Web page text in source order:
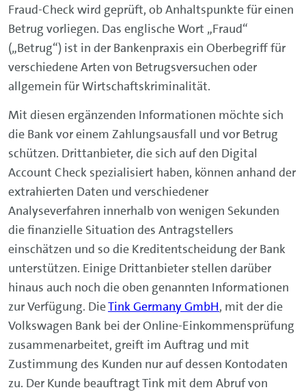
Fraud-Check wird geprüft, ob Anhaltspunkte für einen
Betrug vorliegen. Das englische Wort „Fraud“
(„Betrug“) ist in der Bankenpraxis ein Oberbegriff für
verschiedene Arten von Betrugsversuchen oder
allgemein für Wirtschaftskriminalität.
Mit diesen ergänzenden Informationen möchte sich
die Bank vor einem Zahlungsausfall und vor Betrug
schützen. Drittanbieter, die sich auf den Digital
Account Check spezialisiert haben, können anhand der
extrahierten Daten und verschiedener
Analyseverfahren innerhalb von wenigen Sekunden
die finanzielle Situation des Antragstellers
einschätzen und so die Kreditentscheidung der Bank
unterstützen. Einige Drittanbieter stellen darüber
hinaus auch noch die oben genannten Informationen
zur Verfügung. DieTink Germany GmbH, mit der die
Volkswagen Bank bei der Online-Einkommensprüfung
zusammenarbeitet, greift im Auftrag und mit
Zustimmung des Kunden nur auf dessen Kontodaten
zu. Der Kunde beauftragt Tink mit dem Abruf von